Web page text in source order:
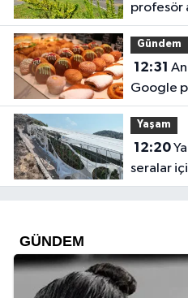
profesör
Gündem
12:31
Google
Yaşam
12:20Yangından zarar gören
seralar